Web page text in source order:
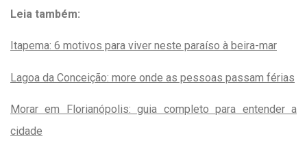
Leia também:
Itapema: 6 motivos para viver neste paraíso à beira-mar
Lagoa da Conceição: more onde as pessoas passam férias
Morar em Florianópolis: guia completo para entender a
cidade